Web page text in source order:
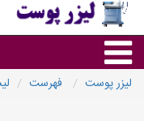
لیزر پوست فهرست